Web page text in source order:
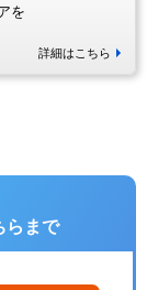
を
詳細はこちら
らまで